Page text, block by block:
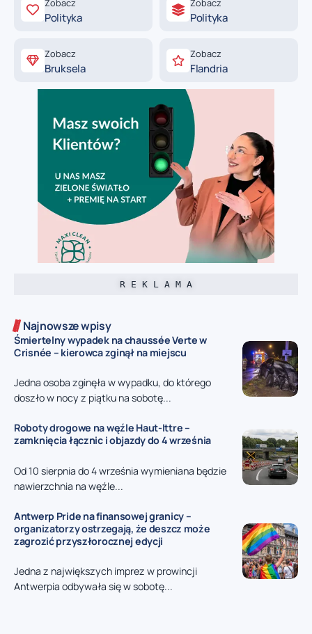
Zobacz
Polityka
Zobacz
Polityka
Zobacz
Bruksela
Zobacz
Flandria
R E K L A M A
Najnowsze wpisy
Śmiertelny wypadek na chaussée Verte w
Crisnée – kierowca zginął na miejscu
Jedna osoba zginęła w wypadku, do którego
doszło w nocy z piątku na sobotę...
Roboty drogowe na węźle Haut-Ittre –
zamknięcia łącznic i objazdy do 4 września
Od 10 sierpnia do 4 września wymieniana będzie
nawierzchnia na węźle...
Antwerp Pride na finansowej granicy –
organizatorzy ostrzegają, że deszcz może
zagrozić przyszłorocznej edycji
Jedna z największych imprez w prowincji
Antwerpia odbywała się w sobotę...